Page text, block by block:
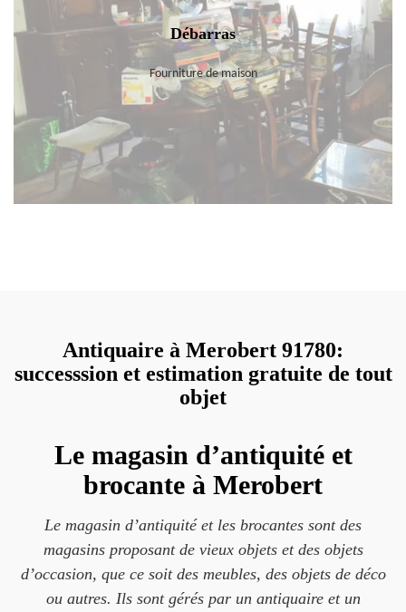
Débarras
Fourniture de maison
Antiquaire à Merobert 91780:
successsion et estimation gratuite de tout
objet
Le magasin d’antiquité et
brocante à Merobert
Le magasin d’antiquité et les brocantes sont des
magasins proposant de vieux objets et des objets
d’occasion, que ce soit des meubles, des objets de déco
ou autres. Ils sont gérés par un antiquaire et un